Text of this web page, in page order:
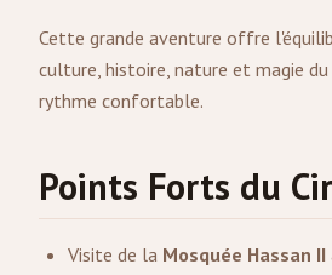
Cette grande aventure offre
culture, histoire, nature et magie
rythme confortable.
Points Forts du
Visite de la Mosquée Hassan II